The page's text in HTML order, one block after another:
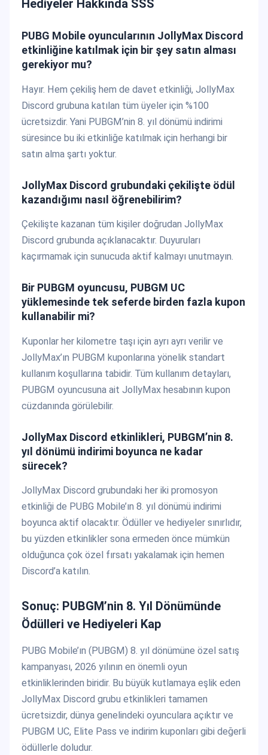
Hediyeler Hakkında SSS
PUBG Mobile oyuncularının JollyMax Discord
etkinliğine katılmak için bir şey satın alması
gerekiyor mu?
Hayır. Hem çekiliş hem de davet etkinliği, JollyMax
Discord grubuna katılan tüm üyeler için %100
ücretsizdir. Yani PUBGM’nin 8. yıl dönümü indirimi
süresince bu iki etkinliğe katılmak için herhangi bir
satın alma şartı yoktur.
JollyMax Discord grubundaki çekilişte ödül
kazandığımı nasıl öğrenebilirim?
Çekilişte kazanan tüm kişiler doğrudan JollyMax
Discord grubunda açıklanacaktır. Duyuruları
kaçırmamak için sunucuda aktif kalmayı unutmayın.
Bir PUBGM oyuncusu, PUBGM UC
yüklemesinde tek seferde birden fazla kupon
kullanabilir mi?
Kuponlar her kilometre taşı için ayrı ayrı verilir ve
JollyMax’ın PUBGM kuponlarına yönelik standart
kullanım koşullarına tabidir. Tüm kullanım detayları,
PUBGM oyuncusuna ait JollyMax hesabının kupon
cüzdanında görülebilir.
JollyMax Discord etkinlikleri, PUBGM’nin 8.
yıl dönümü indirimi boyunca ne kadar
sürecek?
JollyMax Discord grubundaki her iki promosyon
etkinliği de PUBG Mobile’ın 8. yıl dönümü indirimi
boyunca aktif olacaktır. Ödüller ve hediyeler sınırlıdır,
bu yüzden etkinlikler sona ermeden önce mümkün
olduğunca çok özel fırsatı yakalamak için hemen
Discord’a katılın.
Sonuç: PUBGM’nin 8. Yıl Dönümünde
Ödülleri ve Hediyeleri Kap
PUBG Mobile’ın (PUBGM) 8. yıl dönümüne özel satış
kampanyası, 2026 yılının en önemli oyun
etkinliklerinden biridir. Bu büyük kutlamaya eşlik eden
JollyMax Discord grubu etkinlikleri tamamen
ücretsizdir, dünya genelindeki oyunculara açıktır ve
PUBGM UC, Elite Pass ve indirim kuponları gibi değerli
ödüllerle doludur.